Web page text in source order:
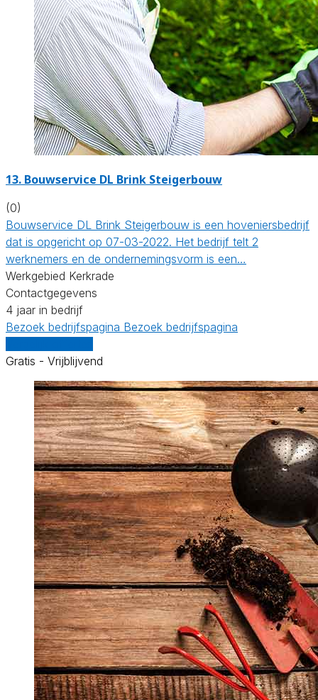
13. Bouwservice DL Brink Steigerbouw
(0)
Bouwservice DL Brink Steigerbouw is een hoveniersbedrijf
dat is opgericht op 07-03-2022. Het bedrijf telt 2
werknemers en de ondernemingsvorm is een…
Werkgebied Kerkrade
Contactgegevens
4 jaar in bedrijf
Bezoek bedrijfspagina Bezoek bedrijfspagina
Gratis - Vrijblijvend